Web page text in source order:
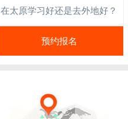
在太原学习好还是去外地好？
预约报名